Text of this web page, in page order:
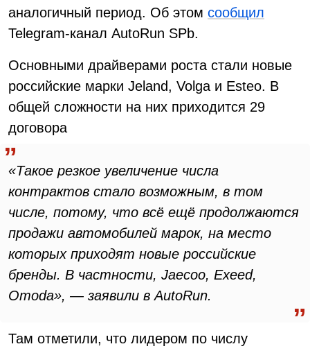
аналогичный период. Об этом сообщил
Telegram-канал AutoRun SPb.
Основными драйверами роста стали новые
российские марки Jeland, Volga и Esteo. В
общей сложности на них приходится 29
договора
«Такое резкое увеличение числа
контрактов стало возможным, в том
числе, потому, что всё ещё продолжаются
продажи автомобилей марок, на место
которых приходят новые российские
бренды. В частности, Jaecoo, Exeed,
Omoda», — заявили в AutoRun.
Там отметили, что лидером по числу